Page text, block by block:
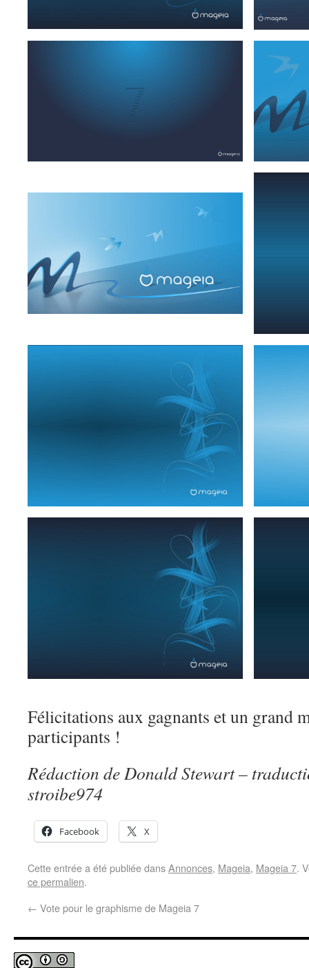
Félicitations aux gagnants et un grand
participants !
Rédaction de Donald Stewart –
stroibe974
Facebook X
Cette entrée a été publiée dansAnnonces, Mageia, Mageia 7.
ce permalien.
← Vote pour le graphisme de Mageia 7